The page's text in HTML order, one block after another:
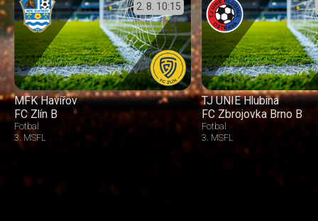
2. 8. 10:15
MFK Havířov
FC Zlín B
Fotbal
3. MSFL
TJ UNIE Hlubina
FC Zbrojovka Brno B
Fotbal
3. MSFL